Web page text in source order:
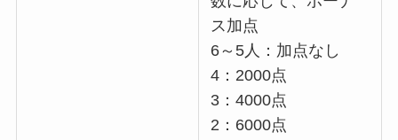
ス加点
6～5人：加点なし
4：2000点
3：4000点
2：6000点